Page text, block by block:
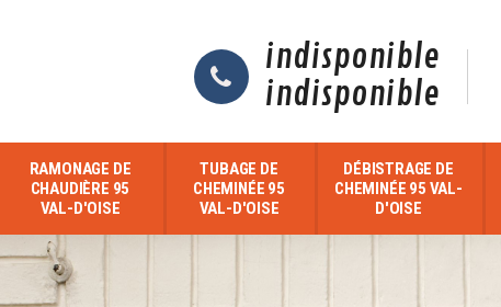
indisponible
indisponible
RAMONAGE DE
CHAUDIÈRE 95
VAL-D'OISE
TUBAGE DE
CHEMINÉE 95
VAL-D'OISE
DÉBISTRAGE DE
CHEMINÉE 95 VAL-
D'OISE